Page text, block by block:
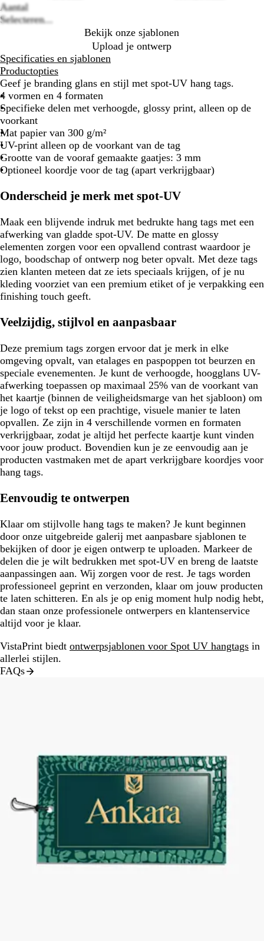
Aantal
Selecteren...
Bekijk onze sjablonen
Upload je ontwerp
Specificaties en sjablonen
Productopties
Geef je branding glans en stijl met spot-UV hang tags.
4 vormen en 4 formaten
Specifieke delen met verhoogde, glossy print, alleen op de
voorkant
Mat papier van 300 g/m²
UV-print alleen op de voorkant van de tag
Grootte van de vooraf gemaakte gaatjes: 3 mm
Optioneel koordje voor de tag (apart verkrijgbaar)
Onderscheid je merk met spot-UV
Maak een blijvende indruk met bedrukte hang tags met een
afwerking van gladde spot-UV. De matte en glossy
elementen zorgen voor een opvallend contrast waardoor je
logo, boodschap of ontwerp nog beter opvalt. Met deze tags
zien klanten meteen dat ze iets speciaals krijgen, of je nu
kleding voorziet van een premium etiket of je verpakking een
finishing touch geeft.
Veelzijdig, stijlvol en aanpasbaar
Deze premium tags zorgen ervoor dat je merk in elke
omgeving opvalt, van etalages en paspoppen tot beurzen en
speciale evenementen. Je kunt de verhoogde, hoogglans UV-
afwerking toepassen op maximaal 25% van de voorkant van
het kaartje (binnen de veiligheidsmarge van het sjabloon) om
je logo of tekst op een prachtige, visuele manier te laten
opvallen. Ze zijn in 4 verschillende vormen en formaten
verkrijgbaar, zodat je altijd het perfecte kaartje kunt vinden
voor jouw product. Bovendien kun je ze eenvoudig aan je
producten vastmaken met de apart verkrijgbare koordjes voor
hang tags.
Eenvoudig te ontwerpen
Klaar om stijlvolle hang tags te maken? Je kunt beginnen
door onze uitgebreide galerij met aanpasbare sjablonen te
bekijken of door je eigen ontwerp te uploaden. Markeer de
delen die je wilt bedrukken met spot-UV en breng de laatste
aanpassingen aan. Wij zorgen voor de rest. Je tags worden
professioneel geprint en verzonden, klaar om jouw producten
te laten schitteren. En als je op enig moment hulp nodig hebt,
dan staan onze professionele ontwerpers en klantenservice
altijd voor je klaar.
VistaPrint biedt ontwerpsjablonen voor Spot UV hangtags in
allerlei stijlen.
FAQs